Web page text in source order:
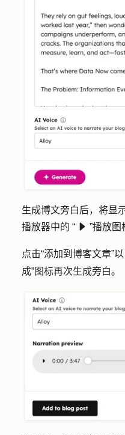
生成博文旁白后，将显
播放器中的 “ playerPlayfd ”播放图
点击“添加到博客文章”以
成”图标再次生成旁白。